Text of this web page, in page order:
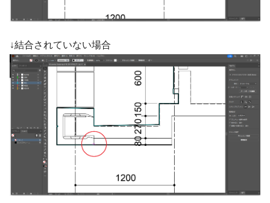
↓結合されていない場合